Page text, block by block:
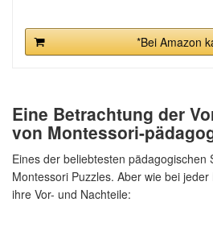
*Bei Amazon
Eine Betrachtung der
von Montessori-
Eines der beliebtesten pädagogischen
Montessori Puzzles. Aber wie bei
ihre Vor- und Nachteile: